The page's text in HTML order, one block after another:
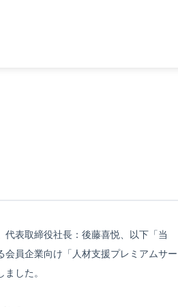
代表取締役社長：後藤喜悦、以下「当
員企業向け「人材支援プレミアムサー
した。